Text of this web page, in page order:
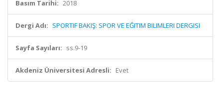
Basım Tarihi: 2018
Dergi Adı: SPORTIF BAKIŞ: SPOR VE EĞITIM BILIMLERI DERGISI
Sayfa Sayıları: ss.9-19
Akdeniz Üniversitesi Adresli: Evet